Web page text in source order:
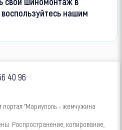
нашим
40 96
"Мариуполь - жемчужина
Распространение, копирование,